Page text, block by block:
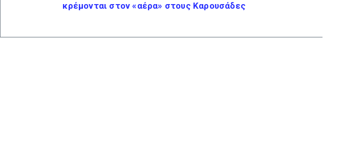
κρέμονται στον «αέρα» στους Καρουσάδες